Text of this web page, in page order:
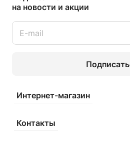
на новости и акции
Интернет-магазин
Контакты